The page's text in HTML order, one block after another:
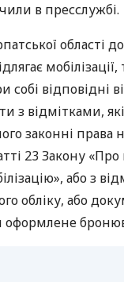
в пресслужбі.
області
собі відповідні
з відмітками, які
законні права
23 Закону «Про
або з
обліку, або